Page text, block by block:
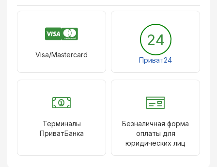
Visa/Mastercard
24
Приват24
Терминалы
ПриватБанка
Безналичная форма
оплаты для
юридических лиц